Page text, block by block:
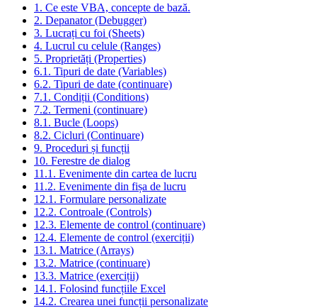
1. Ce este VBA, concepte de bază.
2. Depanator (Debugger)
3. Lucrați cu foi (Sheets)
4. Lucrul cu celule (Ranges)
5. Proprietăți (Properties)
6.1. Tipuri de date (Variables)
6.2. Tipuri de date (continuare)
7.1. Condiții (Conditions)
7.2. Termeni (continuare)
8.1. Bucle (Loops)
8.2. Cicluri (Continuare)
9. Proceduri și funcții
10. Ferestre de dialog
11.1. Evenimente din cartea de lucru
11.2. Evenimente din fișa de lucru
12.1. Formulare personalizate
12.2. Controale (Controls)
12.3. Elemente de control (continuare)
12.4. Elemente de control (exerciții)
13.1. Matrice (Arrays)
13.2. Matrice (continuare)
13.3. Matrice (exerciții)
14.1. Folosind funcțiile Excel
14.2. Crearea unei funcții personalizate